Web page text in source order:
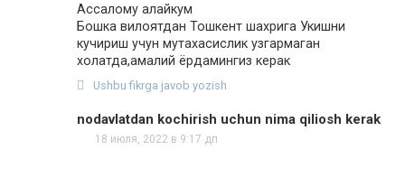
Ассалому алайкум
Бошка вилоятдан Тошкент шахрига Укишни
кучириш учун мутахасислик узгармаган
холатда,амалий ёрдамингиз керак
Ushbu fikrga javob yozish
nodavlatdan kochirish uchun nima qiliosh kerak
18 июля, 2022 в 9:17 дп